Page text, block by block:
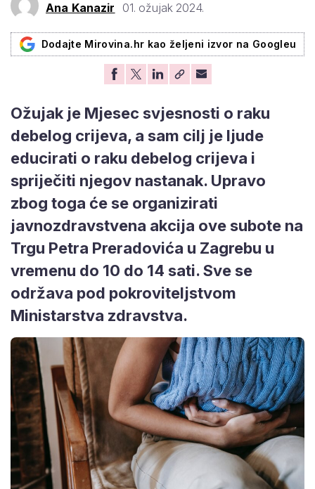
Ana Kanazir 01. ožujak 2024.
Dodajte Mirovina.hr kao željeni izvor na Googleu
Ožujak je Mjesec svjesnosti o raku
debelog crijeva, a sam cilj je ljude
educirati o raku debelog crijeva i
spriječiti njegov nastanak. Upravo
zbog toga će se organizirati
javnozdravstvena akcija ove subote na
Trgu Petra Preradovića u Zagrebu u
vremenu do 10 do 14 sati. Sve se
održava pod pokroviteljstvom
Ministarstva zdravstva.